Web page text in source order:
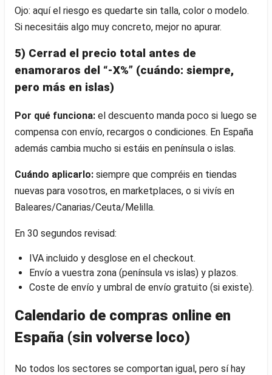
Ojo: aquí el riesgo es quedarte sin talla, color o modelo.
Si necesitáis algo muy concreto, mejor no apurar.
5) Cerrad el precio total antes de
enamoraros del “-X%” (cuándo: siempre,
pero más en islas)
Por qué funciona: el descuento manda poco si luego se
compensa con envío, recargos o condiciones. En España
además cambia mucho si estáis en península o islas.
Cuándo aplicarlo: siempre que compréis en tiendas
nuevas para vosotros, en marketplaces, o si vivís en
Baleares/Canarias/Ceuta/Melilla.
En 30 segundos revisad:
IVA incluido y desglose en el checkout.
Envío a vuestra zona (península vs islas) y plazos.
Coste de envío y umbral de envío gratuito (si existe).
Calendario de compras online en
España (sin volverse loco)
No todos los sectores se comportan igual, pero sí hay